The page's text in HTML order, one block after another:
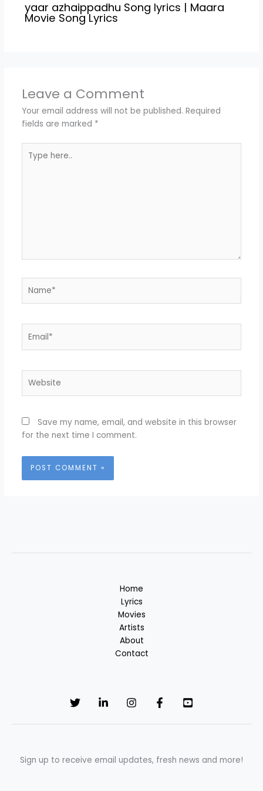
yaar azhaippadhu Song lyrics | Maara
Movie Song Lyrics
Leave a Comment
Your email address will not be published. Required
fields are marked *
here..
Save my name, email, and website in this browser
for the next time I comment.
Home
Lyrics
Movies
Artists
About
Contact
Sign up to receive email updates, fresh news and more!